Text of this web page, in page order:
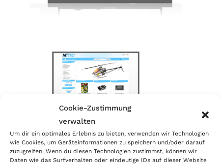
Cookie-Zustimmung
verwalten
Um dir ein optimales Erlebnis zu bieten, verwenden wir Technologien
wie Cookies, um Geräteinformationen zu speichern und/oder darauf
zuzugreifen. Wenn du diesen Technologien zustimmst, können wir
Daten wie das Surfverhalten oder eindeutige IDs auf dieser Website
Kategorien